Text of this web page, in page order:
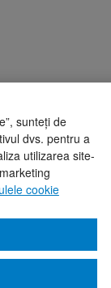
sunteți de
dvs. pentru a
utilizarea site-
cookie